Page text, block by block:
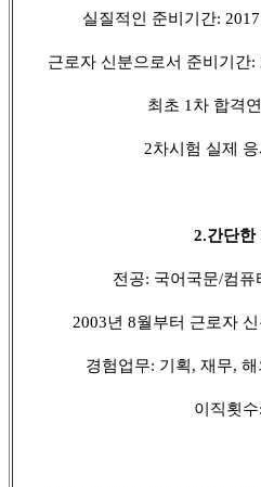
실질적인 준비기간:
근로자 신분으로서 준비기간:
최초 1차 합격
2차시험 실제
2.간단한
전공: 국어국문/컴
2003년 8월부터 근로자
경험업무: 기획, 재무,
이직횟수